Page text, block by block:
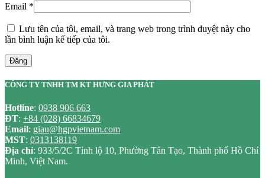
Email *
Lưu tên của tôi, email, và trang web trong trình duyệt này cho
lần bình luận kế tiếp của tôi.
Đăng
CÔNG TY TNHH TM KT HƯNG GIA PHÁT
Hotline: 0938 906 663
ĐT: +84 (028) 66834679
Email: giau@hgpvietnam.com
MST: 0313138119
Địa chỉ: 933/5/2C Tỉnh lộ 10, Phường Tân Tạo, Thành phố Hồ Chí
Minh, Việt Nam.